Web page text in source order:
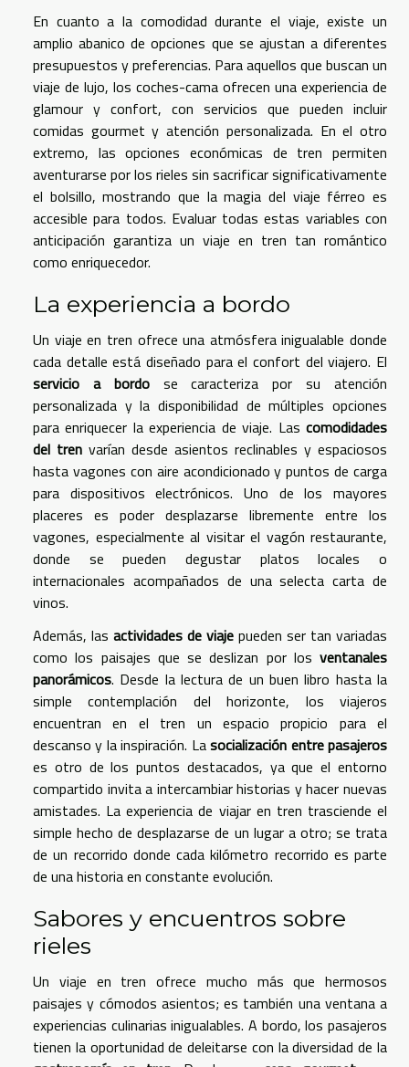
En cuanto a la comodidad durante el viaje, existe un
amplio abanico de opciones que se ajustan a diferentes
presupuestos y preferencias. Para aquellos que buscan un
viaje de lujo, los coches-cama ofrecen una experiencia de
glamour y confort, con servicios que pueden incluir
comidas gourmet y atención personalizada. En el otro
extremo, las opciones económicas de tren permiten
aventurarse por los rieles sin sacrificar significativamente
el bolsillo, mostrando que la magia del viaje férreo es
accesible para todos. Evaluar todas estas variables con
anticipación garantiza un viaje en tren tan romántico
como enriquecedor.
La experiencia a bordo
Un viaje en tren ofrece una atmósfera inigualable donde
cada detalle está diseñado para el confort del viajero. El
servicio a bordose caracteriza por su atención
personalizada y la disponibilidad de múltiples opciones
para enriquecer la experiencia de viaje. Las comodidades
del tren varían desde asientos reclinables y espaciosos
hasta vagones con aire acondicionado y puntos de carga
para dispositivos electrónicos. Uno de los mayores
placeres es poder desplazarse libremente entre los
vagones, especialmente al visitar el vagón restaurante,
donde se pueden degustar platos locales o
internacionales acompañados de una selecta carta de
vinos.
Además, las actividades de viaje pueden ser tan variadas
como los paisajes que se deslizan por los ventanales
panorámicos. Desde la lectura de un buen libro hasta la
simple contemplación del horizonte, los viajeros
encuentran en el tren un espacio propicio para el
descanso y la inspiración. Lasocialización entre pasajeros
es otro de los puntos destacados, ya que el entorno
compartido invita a intercambiar historias y hacer nuevas
amistades. La experiencia de viajar en tren trasciende el
simple hecho de desplazarse de un lugar a otro; se trata
de un recorrido donde cada kilómetro recorrido es parte
de una historia en constante evolución.
Sabores y encuentros sobre
rieles
Un viaje en tren ofrece mucho más que hermosos
paisajes y cómodos asientos; es también una ventana a
experiencias culinarias inigualables. A bordo, los pasajeros
tienen la oportunidad de deleitarse con la diversidad de la